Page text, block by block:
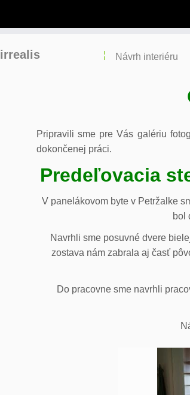
irrealis Návrh interiéru
Pripravili sme pre Vás galériu
dokončenej práci.
Predeľovacia
V panelákovom byte v Petržalke
bol
Navrhli sme posuvné dvere
zostava nám zabrala aj časť
Do pracovne sme navrhli